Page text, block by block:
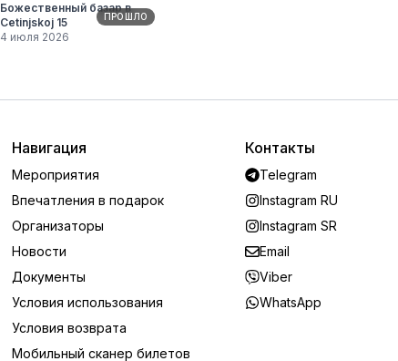
ПРОШЛО
Божественный базар в
Cetinjskoj 15
4 июля 2026
Навигация
Мероприятия
Впечатления в подарок
Организаторы
Новости
Документы
Условия использования
Условия возврата
Мобильный сканер билетов
Контакты
Telegram
Instagram RU
Instagram SR
Email
Viber
WhatsApp